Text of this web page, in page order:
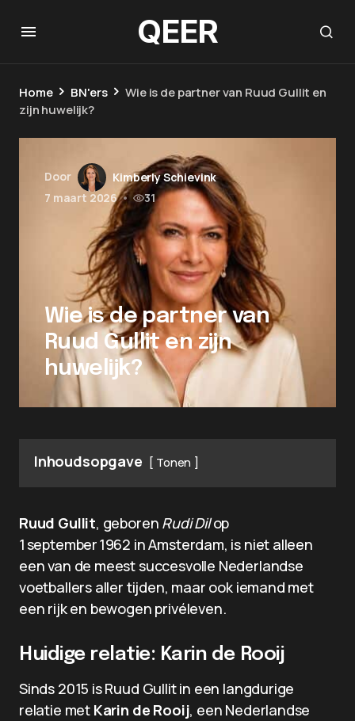
QEER
Home BN'ers
Wie is de partner van Ruud Gullit en
zijn huwelijk?
Door
Kimberly Schievink
7 maart 2026 • 31
Wie is de partner van
Ruud Gullit en zijn
huwelijk?
Inhoudsopgave Tonen
Ruud Gullit, geboren Rudi Dilop
1 september 1962 in Amsterdam, is niet alleen
een van de meest succesvolle Nederlandse
voetballers aller tijden, maar ook iemand met
een rijk en bewogen privéleven.
Huidige relatie: Karin de Rooij
Sinds 2015 is Ruud Gullit in een langdurige
relatie met Karin de Rooij, een Nederlandse